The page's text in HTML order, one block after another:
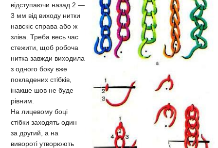
відступаючи назад 2 —
3 мм від виходу нитки
навскіс справа або ж
зліва. Треба весь час
стежити, щоб робоча
нитка завжди виходила
з одного боку вже
покладених стібків,
інакше шов не буде
рівним.
На лицевому боці
стібки заходять один
за другий, а на
вивороті утворюють